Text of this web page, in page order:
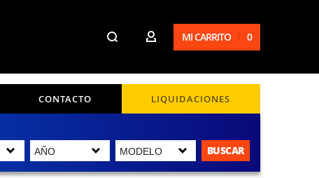
MI CARRITO 0
CONTACTO LIQUIDACIONES
BUSCAR